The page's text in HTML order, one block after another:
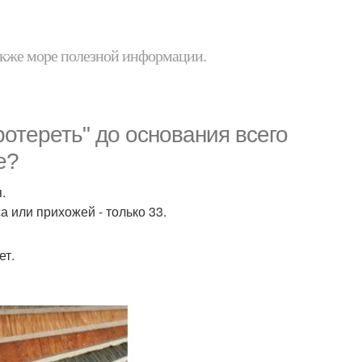
море полезной информации.
до основания всего
или прихожей - только 33.